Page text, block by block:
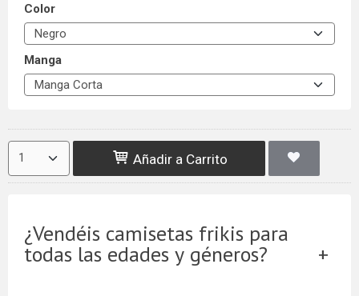
Color
Manga
Añadir a Carrito
¿Vendéis camisetas frikis para
todas las edades y géneros?